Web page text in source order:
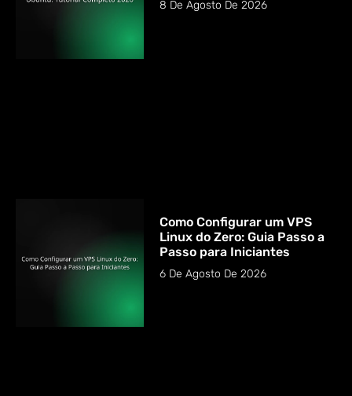
8 De Agosto De 2026
Como Configurar um VPS
Linux do Zero: Guia Passo a
Passo para Iniciantes
6 De Agosto De 2026